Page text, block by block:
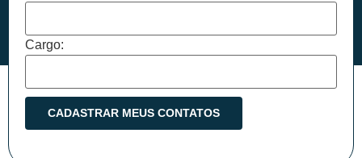
Cargo: